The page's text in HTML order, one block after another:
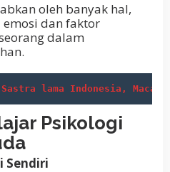
oleh banyak hal,
dan faktor
dalam
Sastra lama Indonesia, Macam
Psikologi
Sendiri